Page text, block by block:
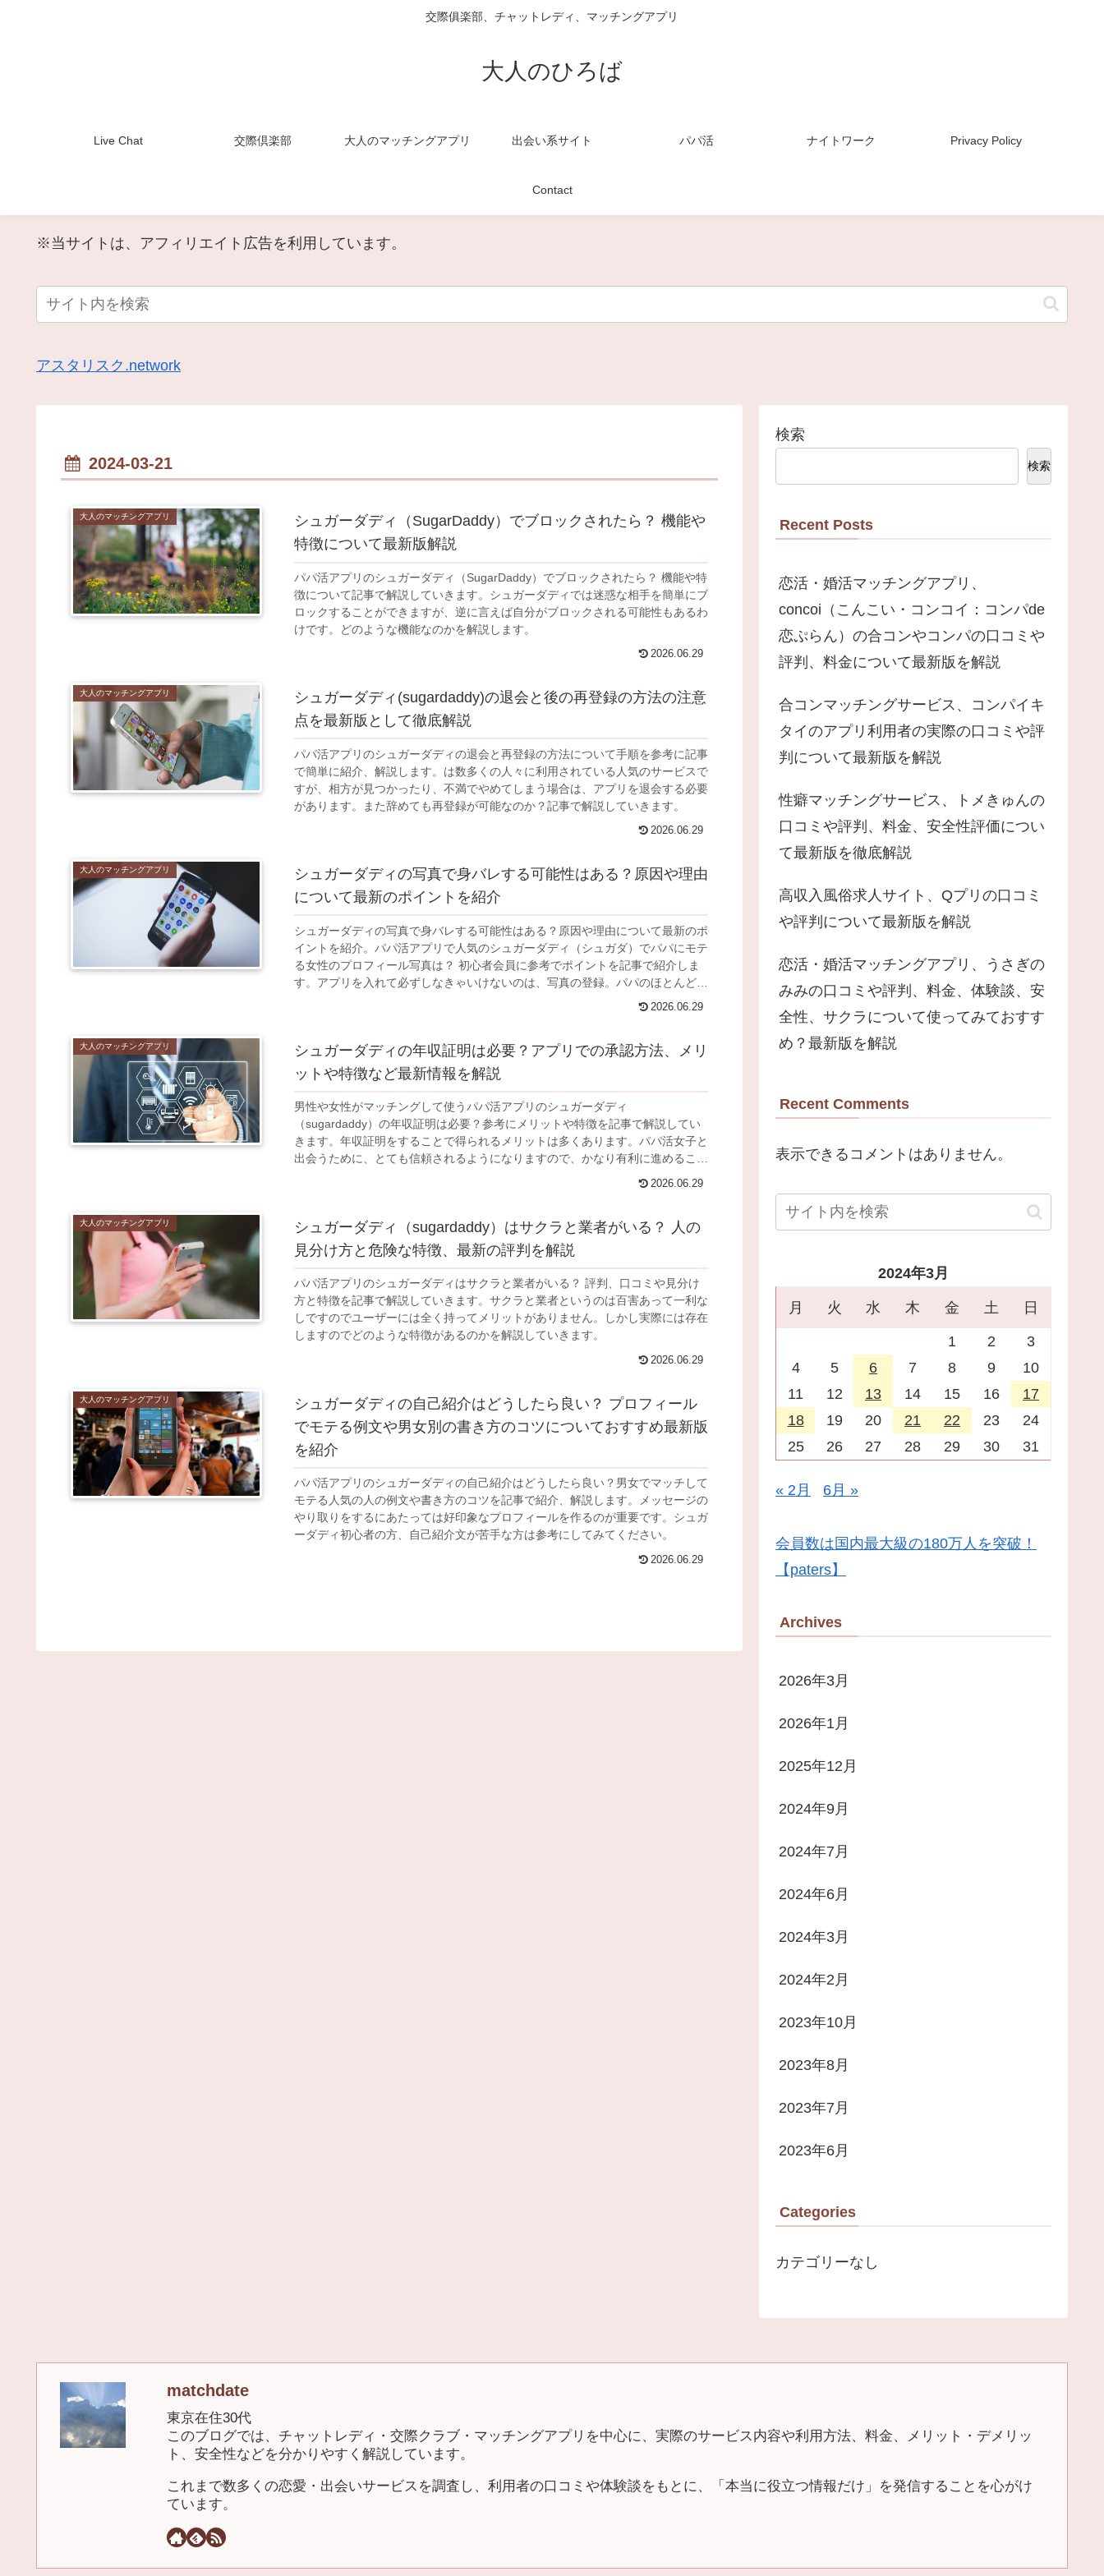
交際俱楽部、チャットレディ、マッチングアプリ
大人のひろば
Live Chat 交際倶楽部 大人のマッチングアプリ 出会い系サイト パパ活 ナイトワーク Privacy Policy
Contact
※当サイトは、アフィリエイト広告を利用しています。
アスタリスク.network
2024-03-21
大人のマッチングアプリ
シュガーダディ（SugarDaddy）でブロックされたら？ 機能や
特徴について最新版解説
パパ活アプリのシュガーダディ（SugarDaddy）でブロックされたら？ 機能や特
徴について記事で解説していきます。シュガーダディでは迷惑な相手を簡単にブ
ロックすることができますが、逆に言えば自分がブロックされる可能性もあるわ
けです。どのような機能なのかを解説します。
2026.06.29
大人のマッチングアプリ
シュガーダディ(sugardaddy)の退会と後の再登録の方法の注意
点を最新版として徹底解説
パパ活アプリのシュガーダディの退会と再登録の方法について手順を参考に記事
で簡単に紹介、解説します。は数多くの人々に利用されている人気のサービスで
すが、相方が見つかったり、不満でやめてしまう場合は、アプリを退会する必要
があります。また辞めても再登録が可能なのか？記事で解説していきます。
2026.06.29
大人のマッチングアプリ
シュガーダディの写真で身バレする可能性はある？原因や理由
について最新のポイントを紹介
シュガーダディの写真で身バレする可能性はある？原因や理由について最新のポ
イントを紹介。パパ活アプリで人気のシュガーダディ（シュガダ）でパパにモテ
る女性のプロフィール写真は？ 初心者会員に参考でポイントを記事で紹介しま
す。アプリを入れて必ずしなきゃいけないのは、写真の登録。パパのほとんどは
女性の年齢と写真を最も重要視します。実際のところ最近は、顔出ししている女
2026.06.29
大人のマッチングアプリ
シュガーダディの年収証明は必要？アプリでの承認方法、メリ
ットや特徴など最新情報を解説
男性や女性がマッチングして使うパパ活アプリのシュガーダディ
（sugardaddy）の年収証明は必要？参考にメリットや特徴を記事で解説してい
きます。年収証明をすることで得られるメリットは多くあります。パパ活女子と
出会うために、とても信頼されるようになりますので、かなり有利に進めること
2026.06.29
大人のマッチングアプリ
シュガーダディ（sugardaddy）はサクラと業者がいる？ 人の
見分け方と危険な特徴、最新の評判を解説
パパ活アプリのシュガーダディはサクラと業者がいる？ 評判、口コミや見分け
方と特徴を記事で解説していきます。サクラと業者というのは百害あって一利な
しですのでユーザーには全く持ってメリットがありません。しかし実際には存在
しますのでどのような特徴があるのかを解説していきます。
2026.06.29
大人のマッチングアプリ
シュガーダディの自己紹介はどうしたら良い？ プロフィール
でモテる例文や男女別の書き方のコツについておすすめ最新版
を紹介
パパ活アプリのシュガーダディの自己紹介はどうしたら良い？男女でマッチして
モテる人気の人の例文や書き方のコツを記事で紹介、解説します。メッセージの
やり取りをするにあたっては好印象なプロフィールを作るのが重要です。シュガ
ーダディ初心者の方、自己紹介文が苦手な方は参考にしてみてください。
2026.06.29
検索
検索
Recent Posts
恋活・婚活マッチングアプリ、
concoi（こんこい・コンコイ：コンパde
恋ぷらん）の合コンやコンパの口コミや
評判、料金について最新版を解説
合コンマッチングサービス、コンパイキ
タイのアプリ利用者の実際の口コミや評
判について最新版を解説
性癖マッチングサービス、トメきゅんの
口コミや評判、料金、安全性評価につい
て最新版を徹底解説
高収入風俗求人サイト、Qプリの口コミ
や評判について最新版を解説
恋活・婚活マッチングアプリ、うさぎの
みみの口コミや評判、料金、体験談、安
全性、サクラについて使ってみておすす
め？最新版を解説
Recent Comments
表示できるコメントはありません。
2024年3月
月 火 水 木 金 土 日
1 2
3
4
5 6 7 8 9
10
11
12 13 14 15 16
17
18
19 20 21 22 23
24
25
26 27 28 29 30 31
« 2月 6月 »
会員数は国内最大級の180万人を突破！
【paters】
Archives
2026年3月
2026年1月
2025年12月
2024年9月
2024年7月
2024年6月
2024年3月
2024年2月
2023年10月
2023年8月
2023年7月
2023年6月
Categories
カテゴリーなし
matchdate
東京在住30代
このブログでは、チャットレディ・交際クラブ・マッチングアプリを中心に、実際のサービス内容や利用方法、料金、メリット・デメリッ
ト、安全性などを分かりやすく解説しています。
これまで数多くの恋愛・出会いサービスを調査し、利用者の口コミや体験談をもとに、「本当に役立つ情報だけ」を発信することを心がけ
ています。